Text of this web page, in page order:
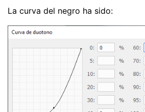
La curva del negro ha sido: